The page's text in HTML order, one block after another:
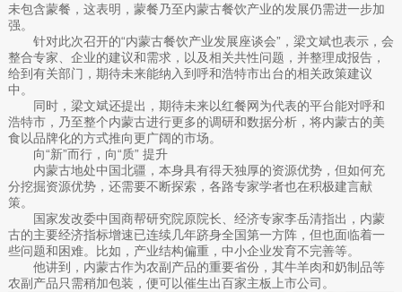
未包含蒙餐，这表明，蒙餐乃至内蒙古餐饮产业的发展仍需进一步加
强。
针对此次召开的“内蒙古餐饮产业发展座谈会”，梁文斌也表示，会
整合专家、企业的建议和需求，以及相关共性问题，并整理成报告，
给到有关部门，期待未来能纳入到呼和浩特市出台的相关政策建议
中。
同时，梁文斌还提出，期待未来以红餐网为代表的平台能对呼和
浩特市，乃至整个内蒙古进行更多的调研和数据分析，将内蒙古的美
食以品牌化的方式推向更广阔的市场。
向“新”而行，向“质” 提升
内蒙古地处中国北疆，本身具有得天独厚的资源优势，但如何充
分挖掘资源优势，还需要不断探索，各路专家学者也在积极建言献
策。
国家发改委中国商帮研究院原院长、经济专家李岳清指出，内蒙
古的主要经济指标增速已连续几年跻身全国第一方阵，但也面临着一
些问题和困难。比如，产业结构偏重，中小企业发育不完善等。
他讲到，内蒙古作为农副产品的重要省份，其牛羊肉和奶制品等
农副产品只需稍加包装，便可以催生出百家主板上市公司。